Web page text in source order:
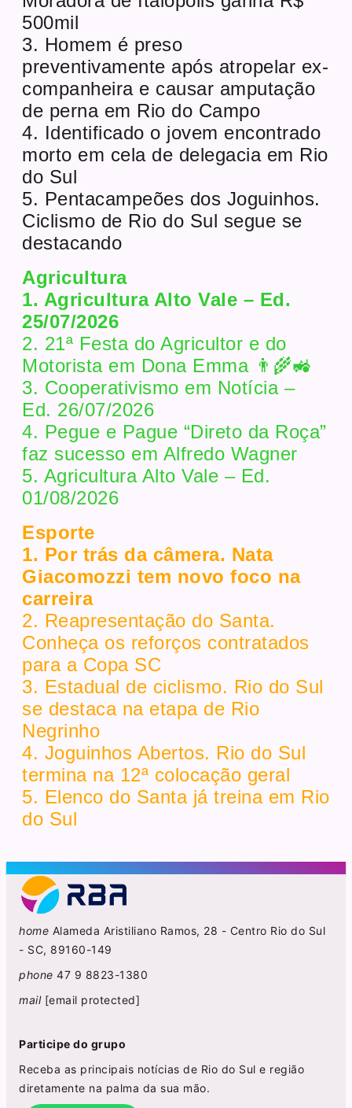
500mil
3. Homem é preso
preventivamente após atropelar ex-
companheira e causar amputação
de perna em Rio do Campo
4. Identificado o jovem encontrado
morto em cela de delegacia em Rio
do Sul
5. Pentacampeões dos Joguinhos.
Ciclismo de Rio do Sul segue se
destacando
Agricultura
1. Agricultura Alto Vale – Ed.
25/07/2026
2. 21ª Festa do Agricultor e do
Motorista em Dona Emma 👨‍🌾🚜
3. Cooperativismo em Notícia –
Ed. 26/07/2026
4. Pegue e Pague “Direto da Roça”
faz sucesso em Alfredo Wagner
5. Agricultura Alto Vale – Ed.
01/08/2026
Esporte
1. Por trás da câmera. Nata
Giacomozzi tem novo foco na
carreira
2. Reapresentação do Santa.
Conheça os reforços contratados
para a Copa SC
3. Estadual de ciclismo. Rio do Sul
se destaca na etapa de Rio
Negrinho
4. Joguinhos Abertos. Rio do Sul
termina na 12ª colocação geral
5. Elenco do Santa já treina em Rio
do Sul
home Alameda Aristiliano Ramos, 28 - Centro Rio do Sul
- SC, 89160-149
phone 47 9 8823-1380
mail [email protected]
Participe do grupo
Receba as principais notícias de Rio do Sul e região
diretamente na palma da sua mão.